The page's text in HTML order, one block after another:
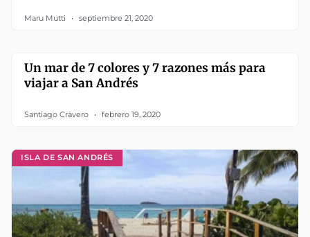
Maru Mutti septiembre 21, 2020
Un mar de 7 colores y 7 razones más para
viajar a San Andrés
Santiago Cravero febrero 19, 2020
ISLA DE SAN ANDRÉS